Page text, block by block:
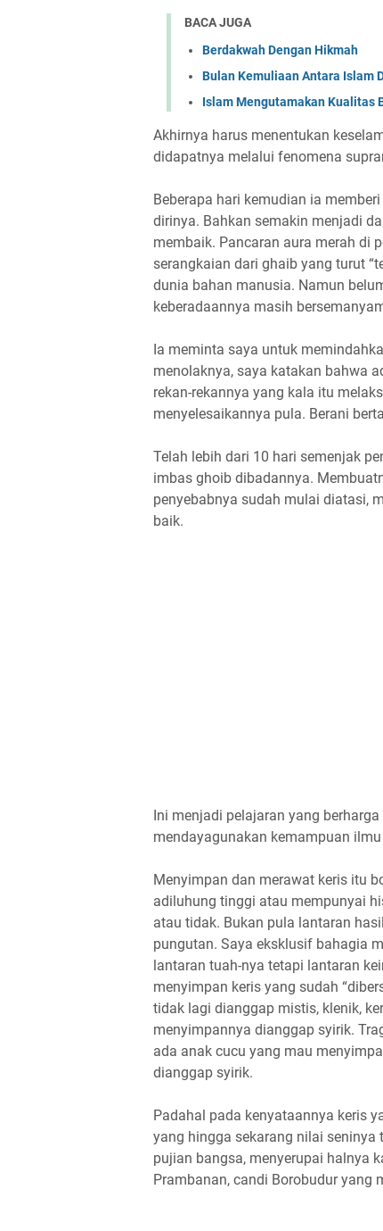
BACA JUGA
Berdakwah Dengan Hikmah
Bulan Kemuliaan Antara Islam
Islam Mengutamakan Kualitas
Akhirnya harus menentukan
didapatnya melalui fenomena
Beberapa hari kemudian ia
dirinya. Bahkan semakin menjadi
membaik. Pancaran aura merah di
serangkaian dari ghaib yang turut
dunia bahan manusia. Namun
keberadaannya masih
Ia meminta saya untuk
menolaknya, saya katakan bahwa
rekan-rekannya yang kala itu
menyelesaikannya pula. Berani
Telah lebih dari 10 hari semenjak
imbas ghoib dibadannya.
penyebabnya sudah mulai diatasi,
baik.
Ini menjadi pelajaran yang
mendayagunakan kemampuan
Menyimpan dan merawat keris itu
adiluhung tinggi atau mempunyai
atau tidak. Bukan pula lantaran
pungutan. Saya eksklusif bahagia
lantaran tuah-nya tetapi lantaran
menyimpan keris yang sudah
tidak lagi dianggap mistis, klenik,
menyimpannya dianggap syirik.
ada anak cucu yang mau
dianggap syirik.
Padahal pada kenyataannya keris
yang hingga sekarang nilai
pujian bangsa, menyerupai halnya
Prambanan, candi Borobudur yang